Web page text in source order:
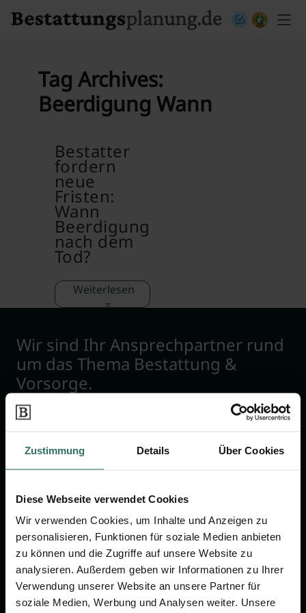
Zustimmung Details Über Cookies
Diese Webseite verwendet Cookies
Wir verwenden Cookies, um Inhalte und Anzeigen zu
personalisieren, Funktionen für soziale Medien anbieten
zu können und die Zugriffe auf unsere Website zu
analysieren. Außerdem geben wir Informationen zu Ihrer
Verwendung unserer Website an unsere Partner für
soziale Medien, Werbung und Analysen weiter. Unsere
Tag Archives:
Beerdigung Wann
Bestatter
fordern
neue
Fristen:
Wann
Beerdigung
nach dem
Tod?
Weiterlesen
Wir sind Ihr Ansprechpartner rund
um das Thema Bestattung &
Vorsorge.
Vergleich
Ratgeber
Verzeichnis
Wissenswertes
Über uns
Online-Portal
Kostenlos registrieren